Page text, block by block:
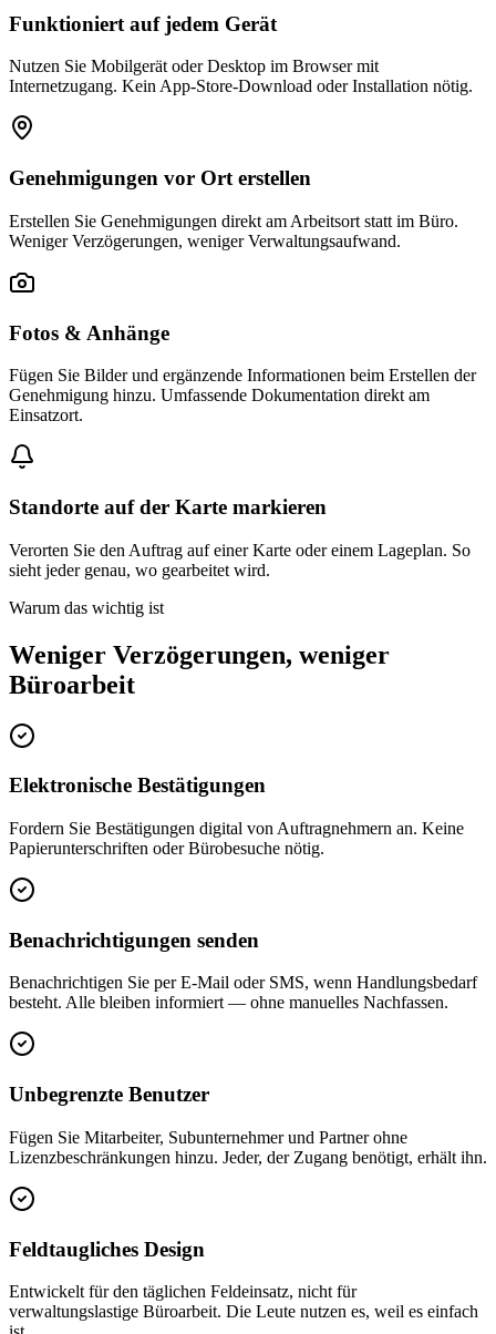
Funktioniert auf jedem Gerät
Nutzen Sie Mobilgerät oder Desktop im Browser mit
Internetzugang. Kein App-Store-Download oder Installation nötig.
Genehmigungen vor Ort erstellen
Erstellen Sie Genehmigungen direkt am Arbeitsort statt im Büro.
Weniger Verzögerungen, weniger Verwaltungsaufwand.
Fotos & Anhänge
Fügen Sie Bilder und ergänzende Informationen beim Erstellen der
Genehmigung hinzu. Umfassende Dokumentation direkt am
Einsatzort.
Standorte auf der Karte markieren
Verorten Sie den Auftrag auf einer Karte oder einem Lageplan. So
sieht jeder genau, wo gearbeitet wird.
Warum das wichtig ist
Weniger Verzögerungen, weniger
Büroarbeit
Elektronische Bestätigungen
Fordern Sie Bestätigungen digital von Auftragnehmern an. Keine
Papierunterschriften oder Bürobesuche nötig.
Benachrichtigungen senden
Benachrichtigen Sie per E-Mail oder SMS, wenn Handlungsbedarf
besteht. Alle bleiben informiert — ohne manuelles Nachfassen.
Unbegrenzte Benutzer
Fügen Sie Mitarbeiter, Subunternehmer und Partner ohne
Lizenzbeschränkungen hinzu. Jeder, der Zugang benötigt, erhält ihn.
Feldtaugliches Design
Entwickelt für den täglichen Feldeinsatz, nicht für
verwaltungslastige Büroarbeit. Die Leute nutzen es, weil es einfach